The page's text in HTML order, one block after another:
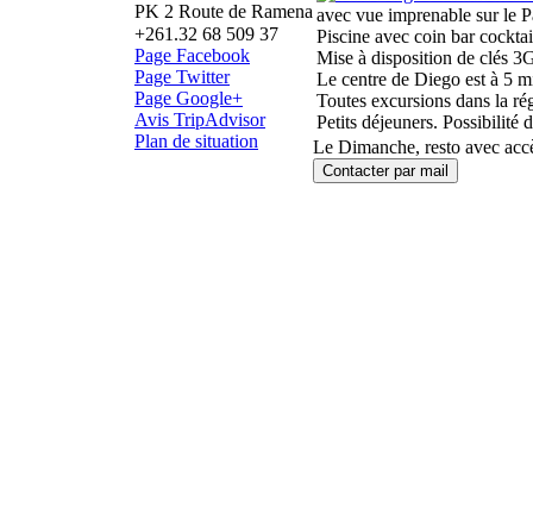
PK 2 Route de Ramena
+261.32 68 509 37
Page Facebook
Page Twitter
Page Google+
Avis TripAdvisor
Plan de situation
avec vue imprenable sur le
Piscine avec coin bar
Mise à disposition de clés
Le centre de Diego est à 5
Toutes excursions dans la
Petits déjeuners. Possibilité
Le Dimanche, resto avec